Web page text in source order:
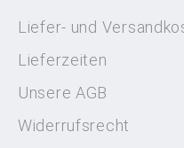
Liefer- und
Lieferzeiten
Unsere AGB
Widerrufsrecht